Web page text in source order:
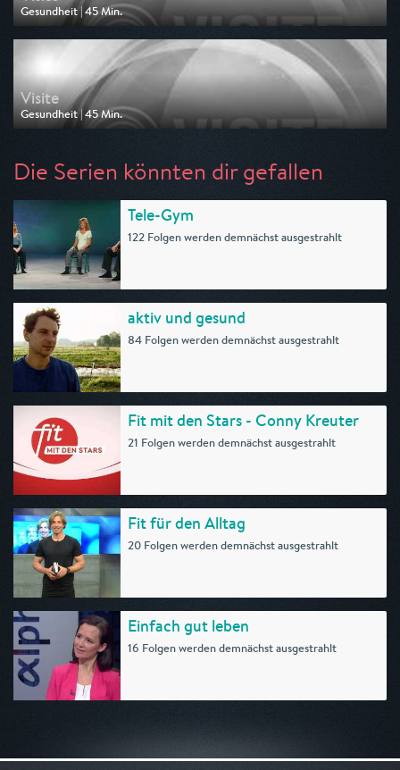
Gesundheit | 45 Min.
Ausgestrahlt von NDR
am 07.07.2026, 20:15
Visite
Gesundheit | 45 Min.
Ausgestrahlt von ARD alpha
Die Serien könnten dir gefallen
Tele-Gym
122 Folgen werden demnächst ausgestrahlt
aktiv und gesund
84 Folgen werden demnächst ausgestrahlt
Fit mit den Stars - Conny Kreuter
21 Folgen werden demnächst ausgestrahlt
Fit für den Alltag
20 Folgen werden demnächst ausgestrahlt
Einfach gut leben
16 Folgen werden demnächst ausgestrahlt